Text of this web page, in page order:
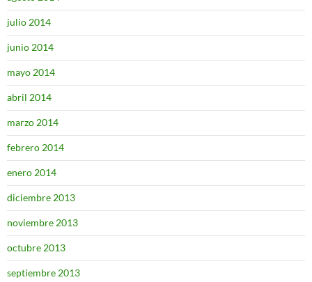
julio 2014
junio 2014
mayo 2014
abril 2014
marzo 2014
febrero 2014
enero 2014
diciembre 2013
noviembre 2013
octubre 2013
septiembre 2013